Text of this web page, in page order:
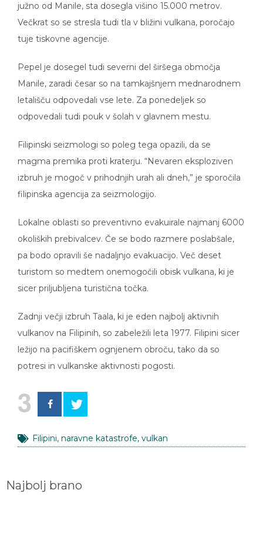
južno od Manile, sta dosegla višino 15.000 metrov.
Večkrat so se stresla tudi tla v bližini vulkana, poročajo
tuje tiskovne agencije.
Pepel je dosegel tudi severni del širšega območja
Manile, zaradi česar so na tamkajšnjem mednarodnem
letališču odpovedali vse lete. Za ponedeljek so
odpovedali tudi pouk v šolah v glavnem mestu.
Filipinski seizmologi so poleg tega opazili, da se
magma premika proti kraterju. “Nevaren eksploziven
izbruh je mogoč v prihodnjih urah ali dneh,” je sporočila
filipinska agencija za seizmologijo.
Lokalne oblasti so preventivno evakuirale najmanj 6000
okoliških prebivalcev. Če se bodo razmere poslabšale,
pa bodo opravili še nadaljnjo evakuacijo. Več deset
turistom so medtem onemogočili obisk vulkana, ki je
sicer priljubljena turistična točka.
Zadnji večji izbruh Taala, ki je eden najbolj aktivnih
vulkanov na Filipinih, so zabeležili leta 1977. Filipini sicer
ležijo na pacifiškem ognjenem obroču, tako da so
potresi in vulkanske aktivnosti pogosti.
3
Filipini, naravne katastrofe, vulkan
Najbolj brano